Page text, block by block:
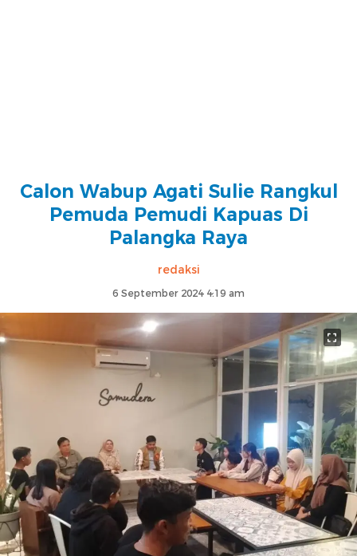
Calon Wabup Agati Sulie Rangkul
Pemuda Pemudi Kapuas Di
Palangka Raya
redaksi
6 September 2024 4:19 am